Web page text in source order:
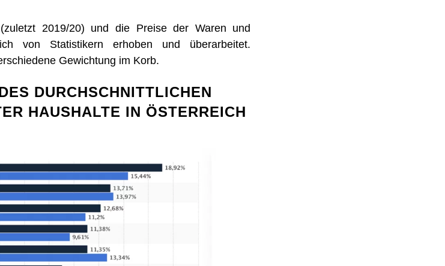
2019/20) und die Preise der Waren und
von Statistikern erhoben und überarbeitet.
Gewichtung im Korb.
DURCHSCHNITTLICHEN
HAUSHALTE IN ÖSTERREICH